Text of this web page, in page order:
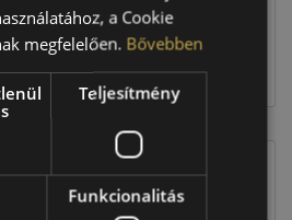
156 760 Ft
Kosárba
a Cookie
megfelelően. Bővebben
Teljesítmény
Funkcionalitás